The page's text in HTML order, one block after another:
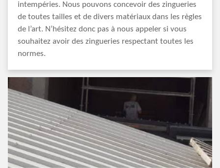
intempéries. Nous pouvons concevoir des zingueries
de toutes tailles et de divers matériaux dans les règles
de l’art. N’hésitez donc pas à nous appeler si vous
souhaitez avoir des zingueries respectant toutes les
normes.